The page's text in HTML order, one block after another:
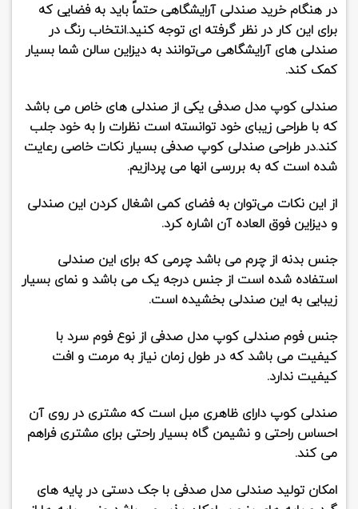
در هنگام خرید صندلی آرایشگاهی حتماً باید به فضایی که
برای این کار در نظر گرفته ای توجه کنید.انتخاب رنگ در
صندلی های آرایشگاهی می‌توانند به دیزاین سالن شما بسیار
کمک کند.
صندلی کوپ مدل صدفی یکی از صندلی های خاص می باشد
که با طراحی زیبای خود توانسته است نظرات را به خود جلب
کند.در طراحی صندلی کوپ صدفی بسیار نکات خاصی رعایت
شده است که به بررسی انها می پردازیم.
از این نکات می‌توان به فضای کمی اشغال کردن این صندلی
و دیزاین فوق العاده آن اشاره کرد.
جنس بدنه از چرم می باشد چرمی که برای این صندلی
استفاده شده است از جنس درجه یک می باشد و نمای بسیار
زیبایی به این صندلی بخشیده است.
جنس فوم صندلی کوپ مدل صدفی از نوع فوم سرد با
کیفیت می باشد که در طول زمان نیاز به مرمت و افت
کیفیت ندارد.
صندلی کوپ دارای ظاهری مبل است که مشتری در روی آن
احساس راحتی و نشیمن گاه بسیار راحتی برای مشتری فراهم
می کند.
امکان تولید صندلی مدل صدفی با جک دستی در پایه های